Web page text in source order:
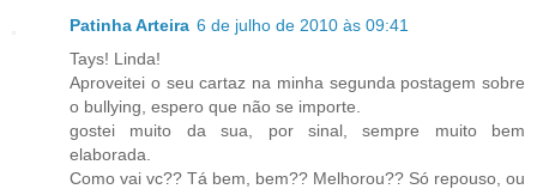
Patinha Arteira 6 de julho de 2010 às 09:41
Tays! Linda!
Aproveitei o seu cartaz na minha segunda postagem sobre
o bullying, espero que não se importe.
gostei muito da sua, por sinal, sempre muito bem
elaborada.
Como vai vc?? Tá bem, bem?? Melhorou?? Só repouso, ou